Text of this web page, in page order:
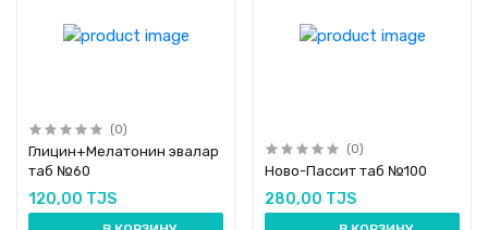
(0)
Глицин+Мелатонин эвалар
таб №60
120,00 TJS
(0)
Ново-Пассит таб №100
280,00 TJS